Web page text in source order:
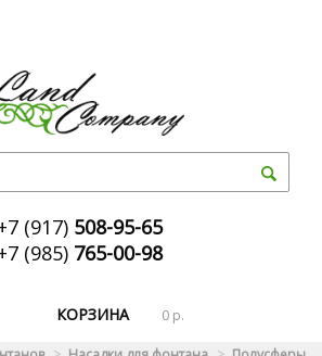
(917) 508-95-65
(985) 765-00-98
КОРЗИНА 0 р.